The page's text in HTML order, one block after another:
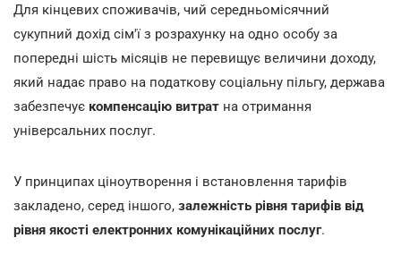
Для кінцевих споживачів, чий середньомісячний
сукупний дохід сім'ї з розрахунку на одно особу за
попередні шість місяців не перевищує величини доходу,
який надає право на податкову соціальну пільгу, держава
забезпечує компенсацію витрат на отримання
універсальних послуг.
У принципах ціноутворення і встановлення тарифів
закладено, серед іншого, залежність рівня тарифів від
рівня якості електронних комунікаційних послуг.